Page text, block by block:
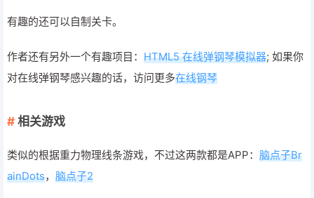
有趣的还可以自制关卡。
作者还有另外一个有趣项目： HTML5 在线弹钢琴模拟器; 如果你
对在线弹钢琴感兴趣的话，访问更多在线钢琴
相关游戏
类似的根据重力物理线条游戏，不过这两款都是APP： 脑点子Br
ainDots， 脑点子2